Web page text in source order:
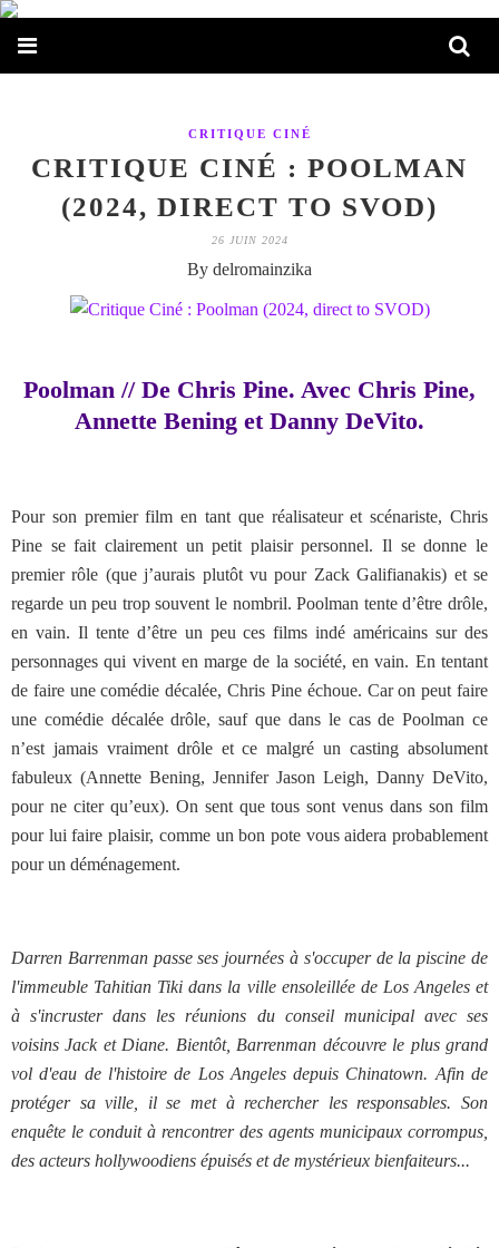
CRITIQUE CINÉ
CRITIQUE CINÉ : POOLMAN
(2024, DIRECT TO SVOD)
26 JUIN 2024
By delromainzika
Poolman // De Chris Pine. Avec Chris Pine,
Annette Bening et Danny DeVito.
Pour son premier film en tant que réalisateur et scénariste, Chris
Pine se fait clairement un petit plaisir personnel. Il se donne le
premier rôle (que j’aurais plutôt vu pour Zack Galifianakis) et se
regarde un peu trop souvent le nombril. Poolman tente d’être drôle,
en vain. Il tente d’être un peu ces films indé américains sur des
personnages qui vivent en marge de la société, en vain. En tentant
de faire une comédie décalée, Chris Pine échoue. Car on peut faire
une comédie décalée drôle, sauf que dans le cas de Poolman ce
n’est jamais vraiment drôle et ce malgré un casting absolument
fabuleux (Annette Bening, Jennifer Jason Leigh, Danny DeVito,
pour ne citer qu’eux). On sent que tous sont venus dans son film
pour lui faire plaisir, comme un bon pote vous aidera probablement
pour un déménagement.
Darren Barrenman passe ses journées à s'occuper de la piscine de
l'immeuble Tahitian Tiki dans la ville ensoleillée de Los Angeles et
à s'incruster dans les réunions du conseil municipal avec ses
voisins Jack et Diane. Bientôt, Barrenman découvre le plus grand
vol d'eau de l'histoire de Los Angeles depuis Chinatown. Afin de
protéger sa ville, il se met à rechercher les responsables. Son
enquête le conduit à rencontrer des agents municipaux corrompus,
des acteurs hollywoodiens épuisés et de mystérieux bienfaiteurs...